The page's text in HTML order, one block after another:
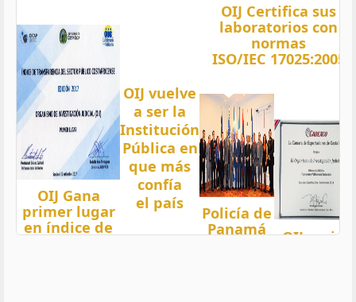
OIJ Gana
primer lugar
en índice de
OIJ vuelve
a ser la
Institución
Pública en
que más
confía
el país
OIJ Certifica sus
laboratorios con
normas
ISO/IEC 17025:2005
Policía de
Panamá
OIJ mejor